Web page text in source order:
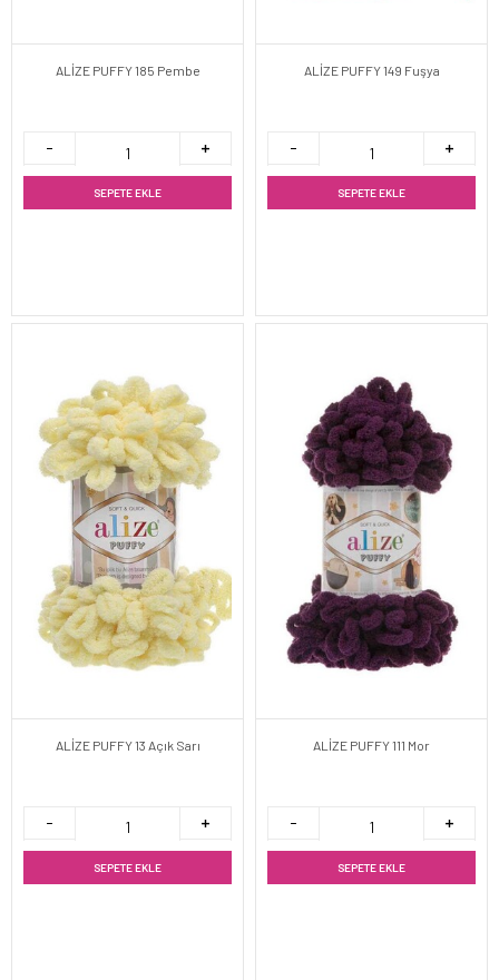
ALİZE PUFFY 185 Pembe
SEPETE EKLE
ALİZE PUFFY 149 Fuşya
SEPETE EKLE
ALİZE PUFFY 13 Açık Sarı
SEPETE EKLE
ALİZE PUFFY 111 Mor
SEPETE EKLE